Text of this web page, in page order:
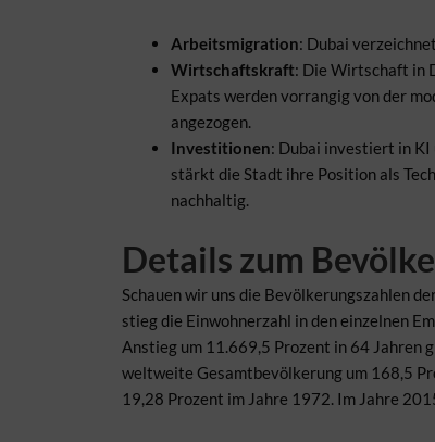
Arbeitsmigration: Dubai
Wirtschaftskraft: Die Wirtschaft in
Expats werden vorrangig von der
angezogen.
Investitionen: Dubai investiert in
stärkt die Stadt ihre Position als
nachhaltig.
Details zum
Schauen wir uns die Bevölkerungszahlen
stieg die Einwohnerzahl in den einzelnen
Anstieg um 11.669,5 Prozent in 64 Jahren
weltweite Gesamtbevölkerung um 168,5
19,28 Prozent im Jahre 1972. Im Jahre